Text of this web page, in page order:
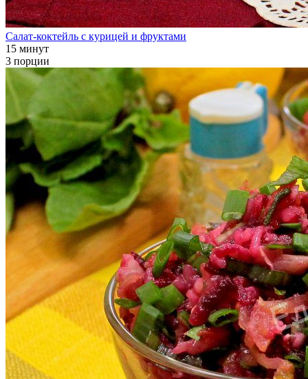
Салат-коктейль с курицей и фруктами
15 минут
3 порции